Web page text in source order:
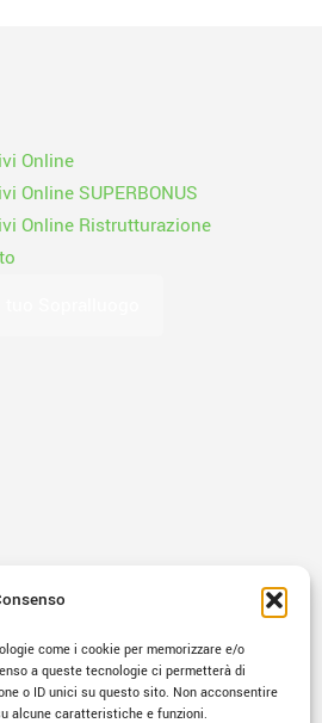
come i cookie per memorizzare e/o
a queste tecnologie ci permetterà di
o ID unici su questo sito. Non acconsentire
alcune caratteristiche e funzioni.
Online
Online SUPERBONUS
Online Ristrutturazione